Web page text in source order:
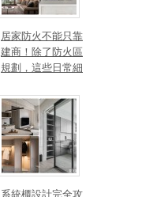
居家防火不能只靠
建商！除了防火區
規劃，這些日常細
系統櫃設計完全攻